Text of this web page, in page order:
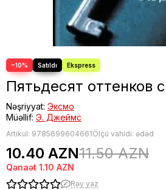
−10%
Пятьдесят оттенков
Nəşriyyat: Эксмо
Müəllif: Э. Джеймс
Artikul: 9785699604661Ölçü vahidi: ədəd
10.40 AZN11.50 AZN
Qənaət 1.10 AZN
Rəy yaz